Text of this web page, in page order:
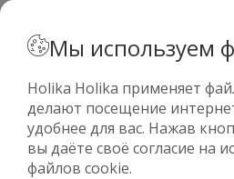
Мы используем
Holika Holika применяет
делают посещение
удобнее для вас. Нажав
вы даёте своё согласие на
файлов cookie.